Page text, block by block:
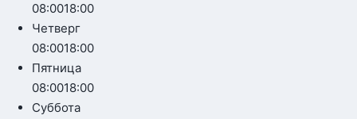
08:0018:00
Четверг
08:0018:00
Пятница
08:0018:00
Суббота